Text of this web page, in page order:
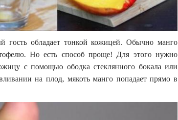
обладает тонкой кожицей. Обычно манго
Но есть способ проще! Для этого нужно
с помощью ободка стеклянного бокала или
на плод, мякоть манго попадает прямо в